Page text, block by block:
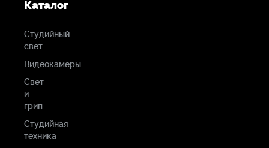
Каталог
Студийный
свет
Видеокамеры
Свет
и
грип
Студийная
техника